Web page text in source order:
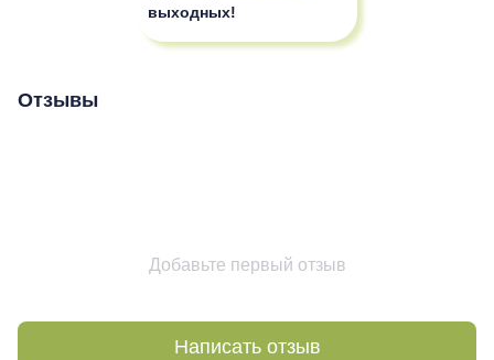
выходных!
Отзывы
Добавьте первый отзыв
Написать отзыв